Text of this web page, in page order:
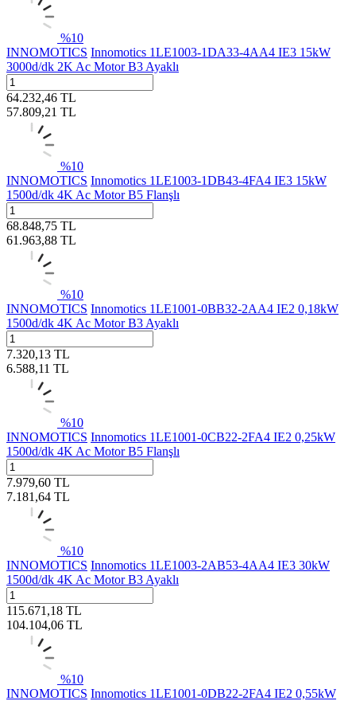
%10
INNOMOTICS Innomotics 1LE1003-1DA33-4AA4 IE3 15kW
3000d/dk 2K Ac Motor B3 Ayaklı
64.232,46 TL
57.809,21 TL
%10
INNOMOTICS Innomotics 1LE1003-1DB43-4FA4 IE3 15kW
1500d/dk 4K Ac Motor B5 Flanşlı
68.848,75 TL
61.963,88 TL
%10
INNOMOTICS Innomotics 1LE1001-0BB32-2AA4 IE2 0,18kW
1500d/dk 4K Ac Motor B3 Ayaklı
7.320,13 TL
6.588,11 TL
%10
INNOMOTICS Innomotics 1LE1001-0CB22-2FA4 IE2 0,25kW
1500d/dk 4K Ac Motor B5 Flanşlı
7.979,60 TL
7.181,64 TL
%10
INNOMOTICS Innomotics 1LE1003-2AB53-4AA4 IE3 30kW
1500d/dk 4K Ac Motor B3 Ayaklı
115.671,18 TL
104.104,06 TL
%10
INNOMOTICS Innomotics 1LE1001-0DB22-2FA4 IE2 0,55kW